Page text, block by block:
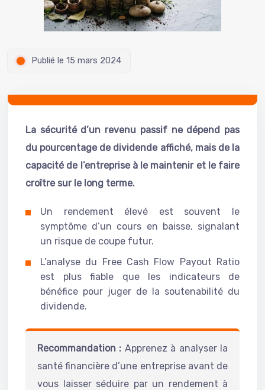
Publié le 15 mars 2024
La sécurité d’un revenu passif ne dépend pas
du pourcentage de dividende affiché, mais de la
capacité de l’entreprise à le maintenir et le faire
croître sur le long terme.
Un rendement élevé est souvent le
symptôme d’un cours en baisse, signalant
un risque de coupe futur.
L’analyse du Free Cash Flow Payout Ratio
est plus fiable que les indicateurs de
bénéfice pour juger de la soutenabilité du
dividende.
Recommandation : Apprenez à analyser la
santé financière d’une entreprise avant de
vous laisser séduire par un rendement à